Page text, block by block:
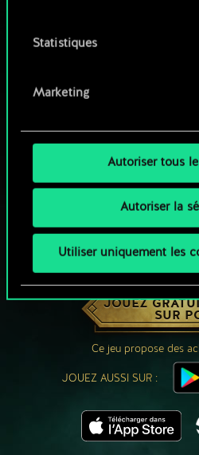
préférences dans le menu
Statistiques
Marketing
Autoriser tous
Autoriser la
Utiliser uniquement les
UNE PETITE
JOUEZ
SUR
Ce jeu propose des
JOUEZ AUSSI SUR :